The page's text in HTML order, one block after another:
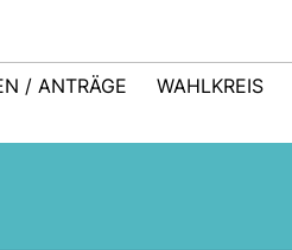
/ ANTRÄGE WAHLKREIS